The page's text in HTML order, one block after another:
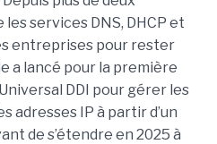
services DNS, DHCP et
entreprises pour rester
a lancé pour la première
DDI pour gérer les
adresses IP à partir d’un
de s’étendre en 2025 à